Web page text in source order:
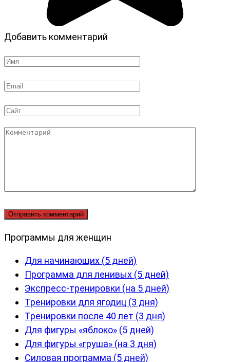
Добавить комментарий
Имя
Email
Сайт
Комментарий
Программы для женщин
Для начинающих (5 дней)
Программа для ленивых (5 дней)
Экспресс-тренировки (на 5 дней)
Тренировки для ягодиц (3 дня)
Тренировки после 40 лет (3 дня)
Для фигуры «яблоко» (5 дней)
Для фигуры «груша» (на 3 дня)
Силовая программа (5 дней)